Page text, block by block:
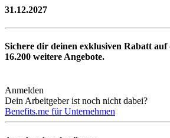
31.12.2027
Sichere dir deinen exklusiven Rabatt auf
16.200 weitere Angebote.
Anmelden
Dein Arbeitgeber ist noch nicht dabei?
Benefits.me für Unternehmen